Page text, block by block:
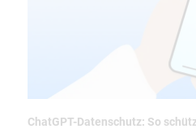
ChatGPT-Datenschutz: So